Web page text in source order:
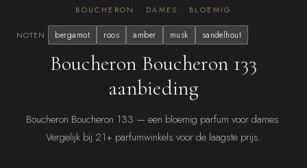
BOUCHERON · DAMES · BLOEMIG
NOTEN bergamot roos amber musk sandelhout
Boucheron Boucheron 133
aanbieding
Boucheron Boucheron 133 — een bloemig parfum voor dames.
Vergelijk bij 21+ parfumwinkels voor de laagste prijs.